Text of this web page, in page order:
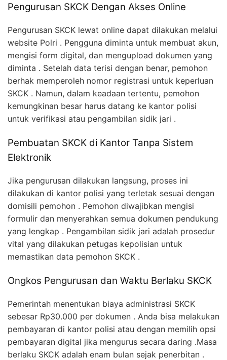
Pengurusan SKCK Dengan Akses Online
Pengurusan SKCK lewat online dapat dilakukan melalui
website Polri . Pengguna diminta untuk membuat akun,
mengisi form digital, dan mengupload dokumen yang
diminta . Setelah data terisi dengan benar, pemohon
berhak memperoleh nomor registrasi untuk keperluan
SKCK . Namun, dalam keadaan tertentu, pemohon
kemungkinan besar harus datang ke kantor polisi
untuk verifikasi atau pengambilan sidik jari .
Pembuatan SKCK di Kantor Tanpa Sistem
Elektronik
Jika pengurusan dilakukan langsung, proses ini
dilakukan di kantor polisi yang terletak sesuai dengan
domisili pemohon . Pemohon diwajibkan mengisi
formulir dan menyerahkan semua dokumen pendukung
yang lengkap . Pengambilan sidik jari adalah prosedur
vital yang dilakukan petugas kepolisian untuk
memastikan data pemohon SKCK .
Ongkos Pengurusan dan Waktu Berlaku SKCK
Pemerintah menentukan biaya administrasi SKCK
sebesar Rp30.000 per dokumen . Anda bisa melakukan
pembayaran di kantor polisi atau dengan memilih opsi
pembayaran digital jika mengurus secara daring .Masa
berlaku SKCK adalah enam bulan sejak penerbitan .